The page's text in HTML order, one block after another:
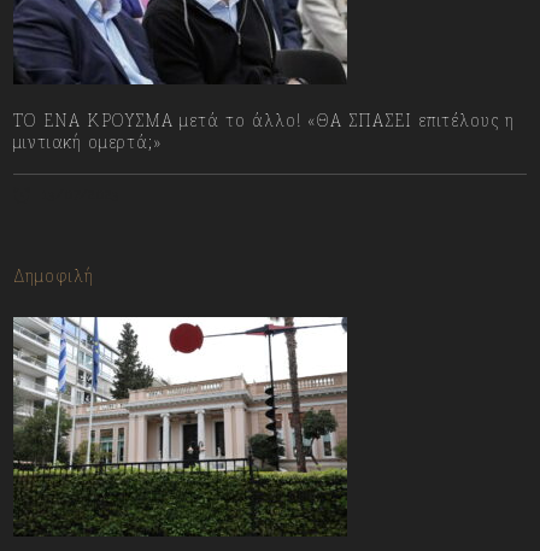
ΤΟ ΕΝΑ ΚΡΟΥΣΜΑ μετά το άλλο! «ΘΑ ΣΠΑΣΕΙ επιτέλους η
μιντιακή ομερτά;»
Δημοφιλή